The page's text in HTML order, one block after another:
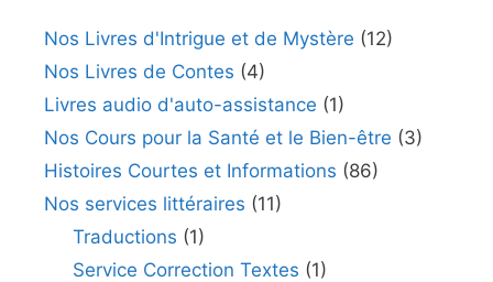
Nos Livres d'Intrigue et de Mystère (12)
Nos Livres de Contes (4)
Livres audio d'auto-assistance (1)
Nos Cours pour la Santé et le Bien-être (3)
Histoires Courtes et Informations (86)
Nos services littéraires (11)
Traductions (1)
Service Correction Textes (1)